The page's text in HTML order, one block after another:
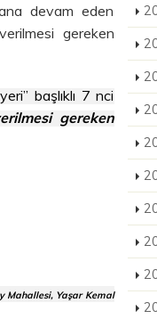
devam eden
gereken
başlıklı 7 nci
gereken
Mahallesi, Yaşar Kemal